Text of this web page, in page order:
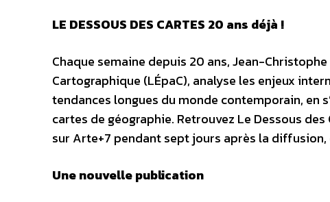
LE DESSOUS DES CARTES 20 ans déjà !
Chaque semaine depuis 20 ans, Jean-
Cartographique (LÉpaC), analyse les enjeux
tendances longues du monde contemporain, en
cartes de géographie. Retrouvez Le Dessous
sur Arte+7 pendant sept jours après la diffusion,
Une nouvelle publication